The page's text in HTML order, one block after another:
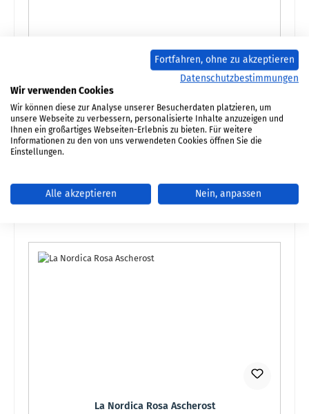
Dichtungshülse 15 mm
Produktnummer:01009807
Details
La Nordica Rosa Ascherost
Fortfahren, ohne zu akzeptieren
Datenschutzbestimmungen
Wir verwenden Cookies
Wir können diese zur Analyse unserer Besucherdaten platzieren, um
unsere Webseite zu verbessern, personalisierte Inhalte anzuzeigen und
Ihnen ein großartiges Webseiten-Erlebnis zu bieten. Für weitere
Informationen zu den von uns verwendeten Cookies öffnen Sie die
Einstellungen.
Alle akzeptieren Nein, anpassen